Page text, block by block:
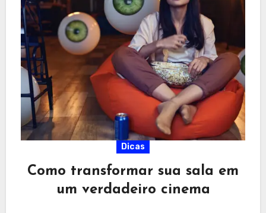
Dicas
Como transformar sua sala em
um verdadeiro cinema